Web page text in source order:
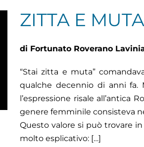
ZITTA E MUTA
di Fortunato Roverano
“Stai zitta e muta”
qualche decennio di anni
l’espressione risale all’antica
genere femminile consisteva
Questo valore si può trovare
molto esplicativo: […]